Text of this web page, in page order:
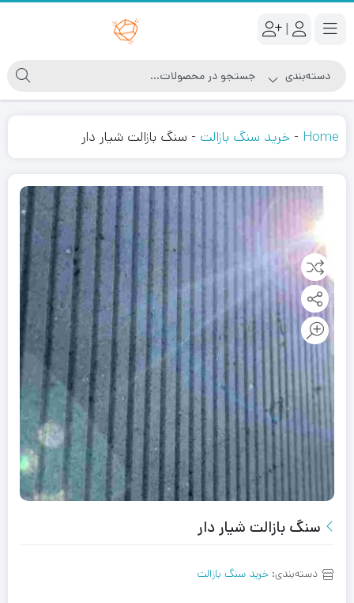
|
Home
- خرید سنگ بازالت - سنگ بازالت شیار دار
سنگ بازالت شیار دار
دسته‌بندی: خرید سنگ بازالت